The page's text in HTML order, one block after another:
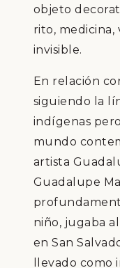
objeto
rito, medicina,
invisible.
En relación
siguiendo la
indígenas
mundo
artista
Guadalupe
niño, jugaba
en San
llevado como